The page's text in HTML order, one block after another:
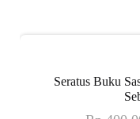
Seratus Buku